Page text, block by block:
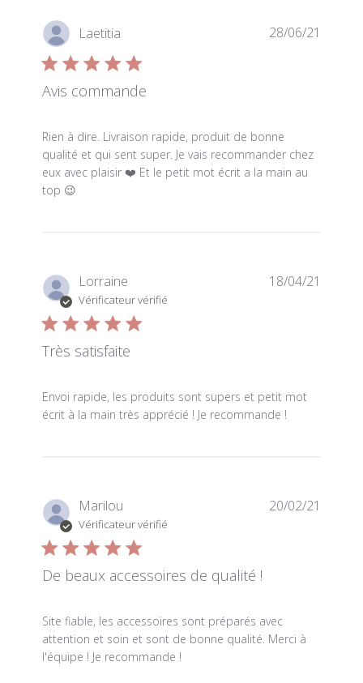
Laetitia
Avis commande
Rien à dire. Livraison rapide, produit de bonne
qualité et qui sent super. Je vais recommander chez
eux avec plaisir ❤️ Et le petit mot écrit a la main au
top 😉
read more about review content Rien à dire. Livraison
28/06/21
Lorraine
Vérificateur vérifié
Très satisfaite
Envoi rapide, les produits sont supers et petit mot
écrit à la main très apprécié ! Je recommande !
read more about review content Envoi rapide, les
18/04/21
Marilou
Vérificateur vérifié
De beaux accessoires de qualité !
Site fiable, les accessoires sont préparés avec
attention et soin et sont de bonne qualité. Merci à
l'équipe ! Je recommande !
read more about review content Site fiable, les
20/02/21